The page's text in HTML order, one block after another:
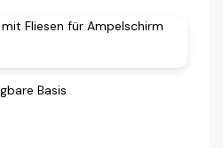
Basis